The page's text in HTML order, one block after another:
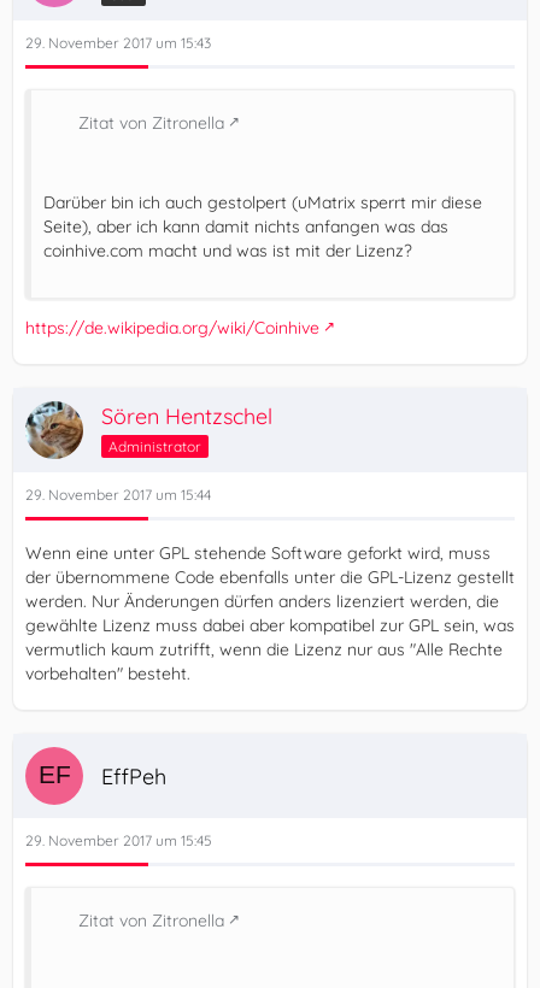
29. November 2017 um 15:43
Zitat von Zitronella
Darüber bin ich auch gestolpert (uMatrix sperrt mir diese
Seite), aber ich kann damit nichts anfangen was das
coinhive.com macht und was ist mit der Lizenz?
https://de.wikipedia.org/wiki/Coinhive
Sören Hentzschel
Administrator
29. November 2017 um 15:44
Wenn eine unter GPL stehende Software geforkt wird, muss
der übernommene Code ebenfalls unter die GPL-Lizenz gestellt
werden. Nur Änderungen dürfen anders lizenziert werden, die
gewählte Lizenz muss dabei aber kompatibel zur GPL sein, was
vermutlich kaum zutrifft, wenn die Lizenz nur aus "Alle Rechte
vorbehalten" besteht.
EffPeh
29. November 2017 um 15:45
Zitat von Zitronella